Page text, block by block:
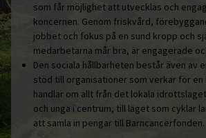
som får möjlighet att utvecklas och
koncernen. Genom friskvård,
jobbet och fokus på en sund kropp och
medarbetarna mår bra, är engagerade
Den sociala hållbarheten består även av
stöd till organisationer som verkar för
handlar om allt från det lokala
och unga i centrum, till laget som cyklar
att samla in pengar till Barncancerfonden.